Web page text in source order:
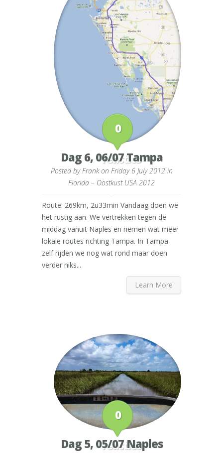
0
reacties
Dag 6, 06/07 Tampa
Posted by Frankon Friday 6 July 2012 in
Florida – Oostkust USA 2012
Route: 269km, 2u33min Vandaag doen we
het rustig aan. We vertrekken tegen de
middag vanuit Naples en nemen wat meer
lokale routes richting Tampa. In Tampa
zelf rijden we nog wat rond maar doen
verder niks...
Learn More
0
reacties
Dag 5, 05/07 Naples